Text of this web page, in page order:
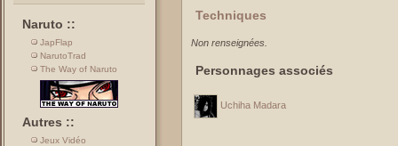
Naruto ::
JapFlap
NarutoTrad
The Way of Naruto
Autres ::
Jeux Vidéo
Techniques
Non renseignées.
Personnages associés
Uchiha Madara